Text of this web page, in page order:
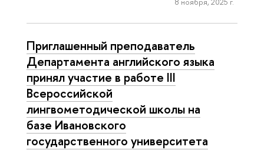
Приглашенный преподаватель
Департамента английского языка
принял участие в работе III
Всероссийской
лингвометодической школы на
базе Ивановского
государственного университета